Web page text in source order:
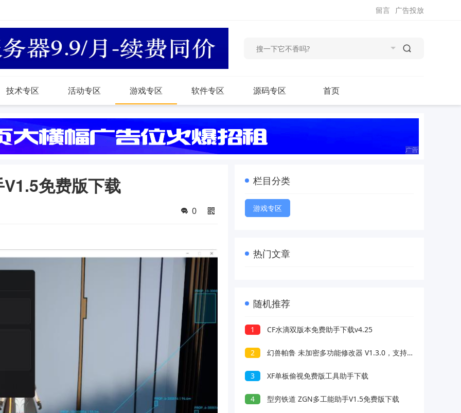
广告投放
留言
技术专区 活动专区 游戏专区 软件专区 源码专区 首页
免费版下载
0
栏目分类
游戏专区
热门文章
随机推荐
1 CF水滴双版本免费助手下载v4.25
2 幻兽帕鲁 未加密多功能修改器 V1.3.0，支持 0.1.4.0版本
3 XF单板偷视免费版工具助手下载
4 型穷铁道 ZGN多工能助手V1.5免费版下载